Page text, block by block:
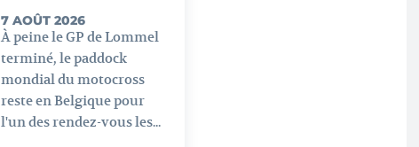
7 AOÛT 2026
À peine le GP de Lommel
terminé, le paddock
mondial du motocross
reste en Belgique pour
l'un des rendez-vous les...